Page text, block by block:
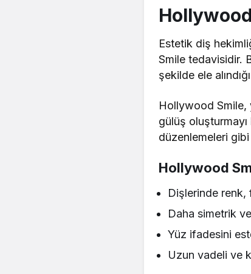
Estetik diş
Smile tedavisidir.
şekilde ele
Hollywood Smile,
gülüş
düzenlemeleri
Hollywood
Dişlerinde
Daha simetrik
Yüz ifadesini
Uzun vadeli ve